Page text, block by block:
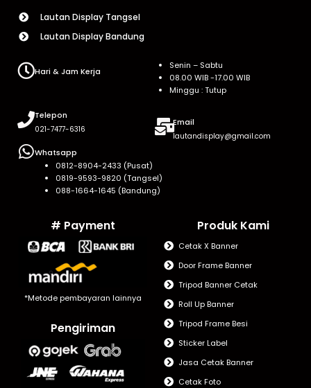
Lautan Display Tangsel
Lautan Display Bandung
Hari & Jam Kerja
Senin – Sabtu
08.00 WIB -17.00 WIB
Minggu : Tutup
Telepon
021-7477-6316
Email
lautandisplay@gmail.com
Whatsapp
0812-8904-2433 (Pusat)
0819-9593-9820 (Tangsel)
088-1664-1645 (Bandung)
# Payment
*Metode pembayaran lainnya
Pengiriman
Produk Kami
Cetak X Banner
Door Frame Banner
Tripod Banner Cetak
Roll Up Banner
Tripod Frame Besi
Sticker Label
Jasa Cetak Banner
Cetak Foto